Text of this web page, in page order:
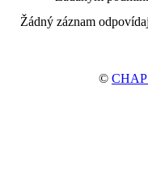
Žádný záznam
©